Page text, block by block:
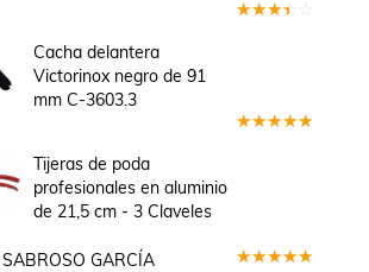
Cacha delantera
Victorinox negro de 91
mm C-3603.3
Tijeras de poda
profesionales en aluminio
de 21,5 cm - 3 Claveles
GARCÍA